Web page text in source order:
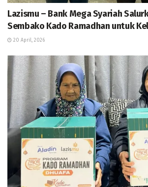
Lazismu – Bank Mega Syariah
Sembako Kado Ramadhan untuk
20 April, 2026